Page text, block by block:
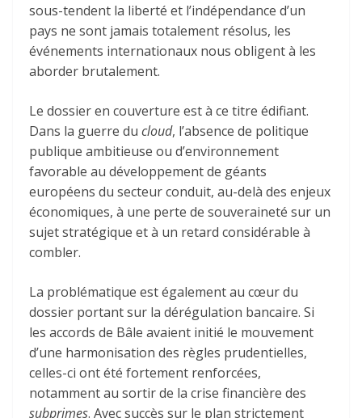
sous-tendent la liberté et l’indépendance d’un
pays ne sont jamais totalement résolus, les
événements internationaux nous obligent à les
aborder brutalement.
Le dossier en couverture est à ce titre édifiant.
Dans la guerre du cloud, l’absence de politique
publique ambitieuse ou d’environnement
favorable au développement de géants
européens du secteur conduit, au-delà des enjeux
économiques, à une perte de souveraineté sur un
sujet stratégique et à un retard considérable à
combler.
La problématique est également au cœur du
dossier portant sur la dérégulation bancaire. Si
les accords de Bâle avaient initié le mouvement
d’une harmonisation des règles prudentielles,
celles-ci ont été fortement renforcées,
notamment au sortir de la crise financière des
subprimes. Avec succès sur le plan strictement